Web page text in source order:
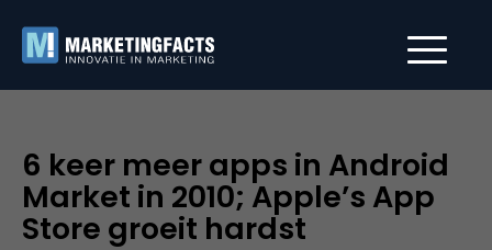
6 keer meer apps in Android
Market in 2010; Apple’s App
Store groeit hardst